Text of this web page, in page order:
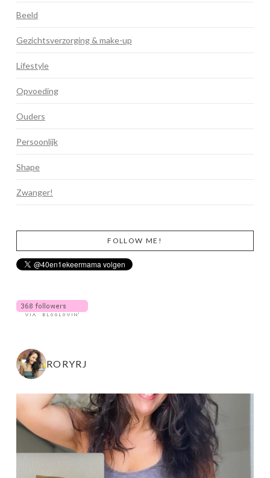
Beeld
Gezichtsverzorging & make-up
Lifestyle
Opvoeding
Ouders
Persoonlijk
Shape
Zwanger!
FOLLOW ME!
RORYRJ